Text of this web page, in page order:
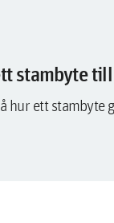
stambyte till
hur ett stambyte